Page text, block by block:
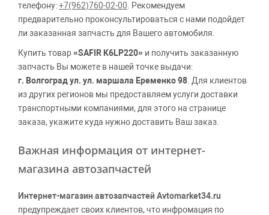
телефону:+7(962)760-02-00 . Рекомендуем
предварительно проконсультироваться с нами подойдет
ли заказанная запчасть для Вашего автомобиля.
Купить товар«SAFIR K6LP220» и получить заказанную
запчасть Вы можете в нашей точке выдачи:
г. Волгоград ул. ул. маршала Еременко 98 . Для клиентов
из других регионов мы предоставляем услуги доставки
транспортными компаниями, для этого на странице
заказа, укажите куда нужно доставить Ваш заказ.
Важная информация от интернет-
магазина автозапчастей
Интернет-магазин автозапчастей Avtomarket34.ru
предупреждает своих клиентов, что инфромация по